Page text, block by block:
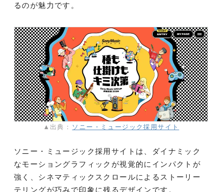
るのが魅力です。
▲出典： ソニー・ミュージック採用サイト
ソニー・ミュージック採用サイトは、ダイナミック
なモーショングラフィックが視覚的にインパクトが
強く、シネマティックスクロールによるストーリー
テリングが巧みで印象に残るデザインです。